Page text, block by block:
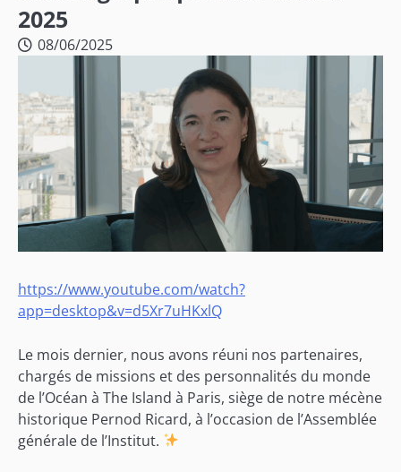
2025
08/06/2025
https://www.youtube.com/watch?
app=desktop&v=d5Xr7uHKxlQ
Le mois dernier, nous avons réuni nos partenaires,
chargés de missions et des personnalités du monde
de l’Océan à The Island à Paris, siège de notre mécène
historique Pernod Ricard, à l’occasion de l’Assemblée
générale de l’Institut.